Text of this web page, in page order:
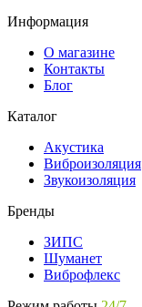
Информация
О магазине
Контакты
Блог
Каталог
Акустика
Виброизоляция
Звукоизоляция
Бренды
ЗИПС
Шуманет
Виброфлекс